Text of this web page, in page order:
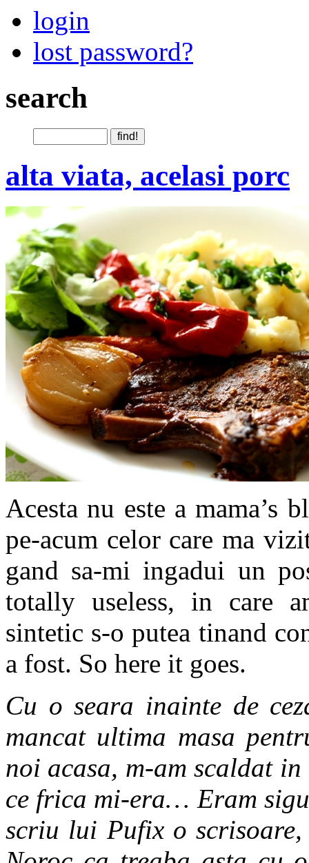
login
lost password?
search
alta viata, acelasi porc
Acesta nu este a mama’s
pe-acum celor care ma
gand sa-mi ingadui un
totally useless, in care
sintetic s-o putea tinand
a fost. So here it goes.
Cu o seara inainte de
mancat ultima masa
noi acasa, m-am scaldat
ce frica mi-era… Eram
scriu lui Pufix o